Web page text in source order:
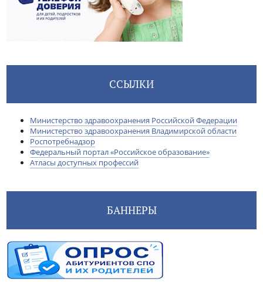
ССЫЛКИ
Министерство здравоохранения Российской Федерации
Министерство здравоохранения Владимирской области
Роспотребнадзор
Федеральный портал «Российское образование»
Атласы доступных профессий
БАННЕРЫ